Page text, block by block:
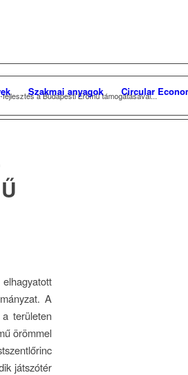
Szakmai anyagok Circular
a Budapesti Erőmű támogatásával...
A
területen
örömmel
játszótér